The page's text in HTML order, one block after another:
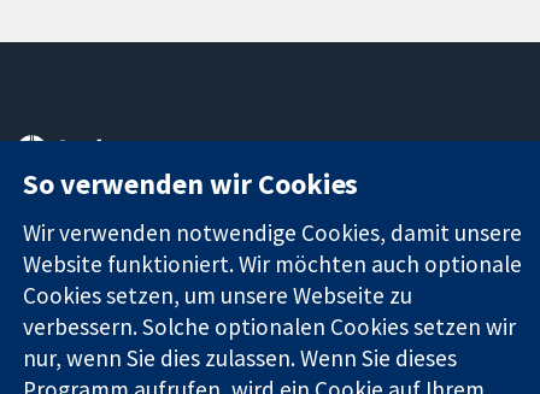
Zuverlässige
Evidenz
Informierte
Entscheidungen
Bessere
Gesundheit
11-13 Cavendish
Square
London
W1G0AN
Vereinigtes
Kontaktieren
Pressestelle
Über uns
Cochrane
Library
So verwenden wir Cookies
Wir verwenden notwendige Cookies, damit unsere
Website funktioniert. Wir möchten auch optionale
Cookies setzen, um unsere Webseite zu
verbessern. Solche optionalen Cookies setzen wir
nur, wenn Sie dies zulassen. Wenn Sie dieses